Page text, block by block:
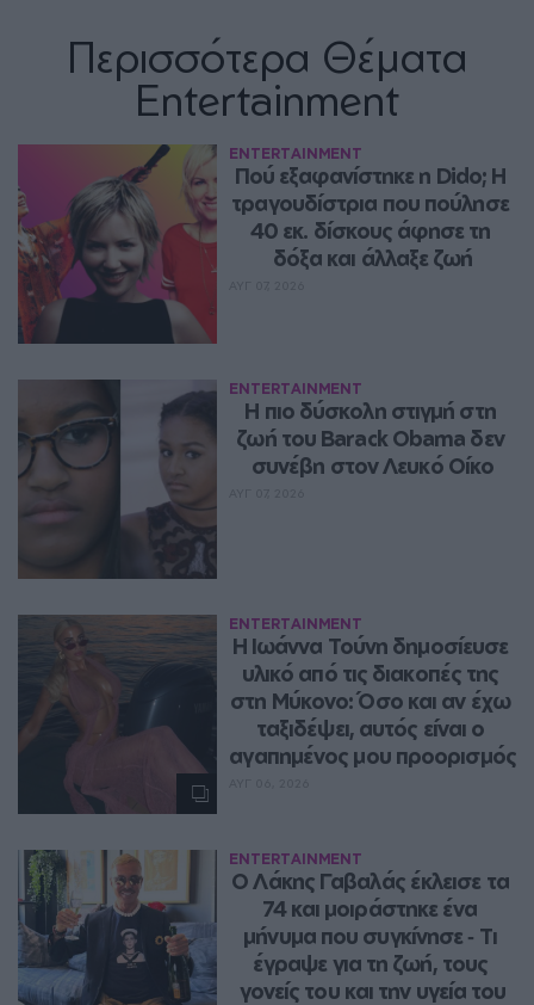
Περισσότερα Θέματα
Entertainment
ENTERTAINMENT
Πού εξαφανίστηκε η Dido; Η
τραγουδίστρια που πούλησε
40 εκ. δίσκους άφησε τη
δόξα και άλλαξε ζωή
ENTERTAINMENT
Η πιο δύσκολη στιγμή στη
ζωή του Barack Obama δεν
συνέβη στον Λευκό Οίκο
ENTERTAINMENT
Η Ιωάννα Τούνη δημοσίευσε
υλικό από τις διακοπές της
στη Μύκονο: Όσο και αν έχω
ταξιδέψει, αυτός είναι ο
αγαπημένος μου προορισμός
ENTERTAINMENT
Ο Λάκης Γαβαλάς έκλεισε τα
74 και μοιράστηκε ένα
μήνυμα που συγκίνησε ‑ Τι
έγραψε για τη ζωή, τους
γονείς του και την υγεία του